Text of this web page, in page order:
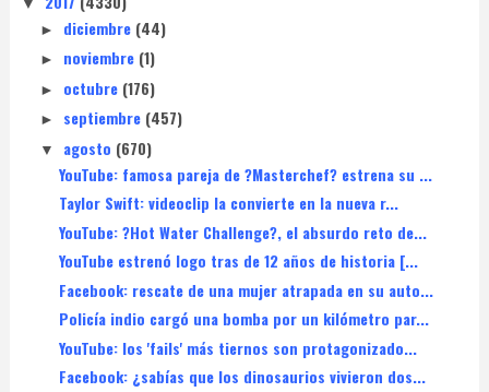
► diciembre (44)
► noviembre (1)
► octubre (176)
► septiembre (457)
▼ agosto (670)
YouTube: famosa pareja de ?Masterchef? estrena su ...
Taylor Swift: videoclip la convierte en la nueva r...
YouTube: ?Hot Water Challenge?, el absurdo reto de...
YouTube estrenó logo tras de 12 años de historia [...
Facebook: rescate de una mujer atrapada en su auto...
Policía indio cargó una bomba por un kilómetro par...
YouTube: los 'fails' más tiernos son protagonizado...
Facebook: ¿sabías que los dinosaurios vivieron dos...